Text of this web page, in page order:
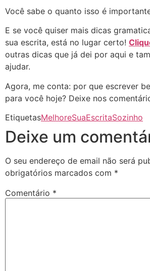
Você sabe o quanto isso é
E se você quiser mais dicas
sua escrita, está no lugar certo!
outras dicas que já dei por aqui e
ajudar.
Agora, me conta: por que escrever
para você hoje? Deixe nos
EtiquetasMelhoreSuaEscritaSozinho
Deixe um
O seu endereço de email não será
obrigatórios marcados com *
Comentário *